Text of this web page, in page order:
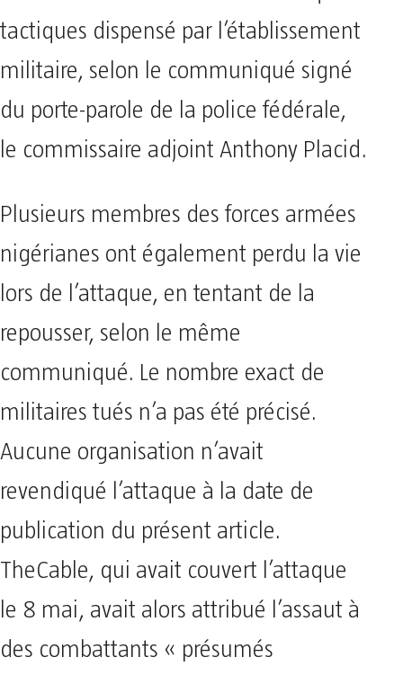
tactiques dispensé par l’établissement
militaire, selon le communiqué signé
du porte-parole de la police fédérale,
le commissaire adjoint Anthony Placid.
Plusieurs membres des forces armées
nigérianes ont également perdu la vie
lors de l’attaque, en tentant de la
repousser, selon le même
communiqué. Le nombre exact de
militaires tués n’a pas été précisé.
Aucune organisation n’avait
revendiqué l’attaque à la date de
publication du présent article.
TheCable, qui avait couvert l’attaque
le 8 mai, avait alors attribué l’assaut à
des combattants « présumés